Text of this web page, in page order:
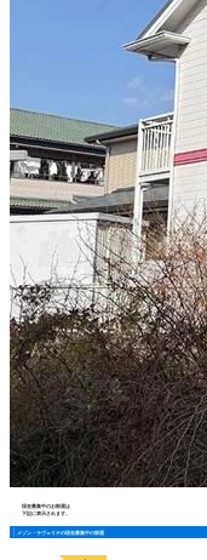
現在募集中のお部屋は
下記に表示されます。
メゾン・ラヴェリテの現在募集中の部屋